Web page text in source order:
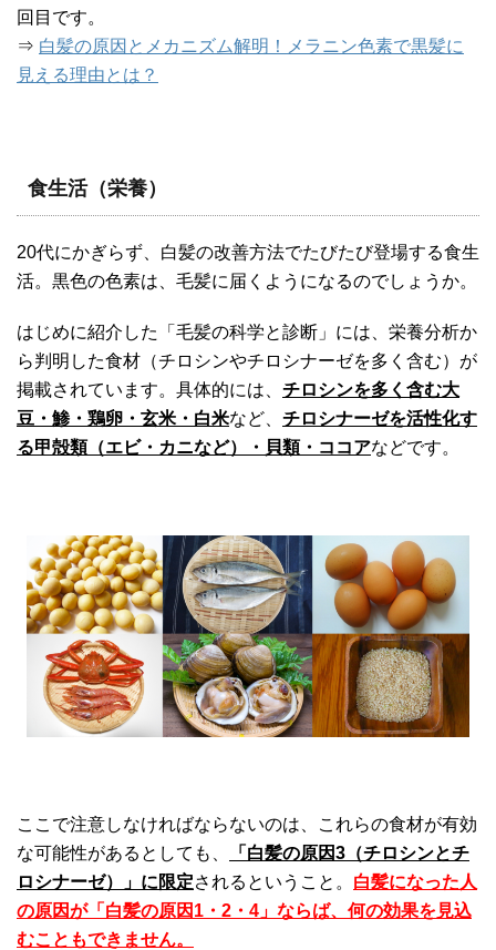
回目です。
⇒ 白髪の原因とメカニズム解明！メラニン色素で黒髪に
見える理由とは？
食生活（栄養）
20代にかぎらず、白髪の改善方法でたびたび登場する食生
活。黒色の色素は、毛髪に届くようになるのでしょうか。
はじめに紹介した「毛髪の科学と診断」には、栄養分析か
ら判明した食材（チロシンやチロシナーゼを多く含む）が
掲載されています。具体的には、 チロシンを多く含む大
豆・鯵・鶏卵・玄米・白米など、 チロシナーゼを活性化す
る甲殻類（エビ・カニなど）・貝類・ココアなどです。
ここで注意しなければならないのは、これらの食材が有効
な可能性があるとしても、
「白髪の原因3（チロシンとチ
ロシナーゼ）」に限定されるということ。 白髪になった人
の原因が「白髪の原因1・2・4」ならば、何の効果を見込
むこともできません。